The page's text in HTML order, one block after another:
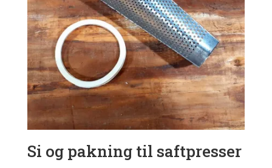
Si og pakning til saftpresser